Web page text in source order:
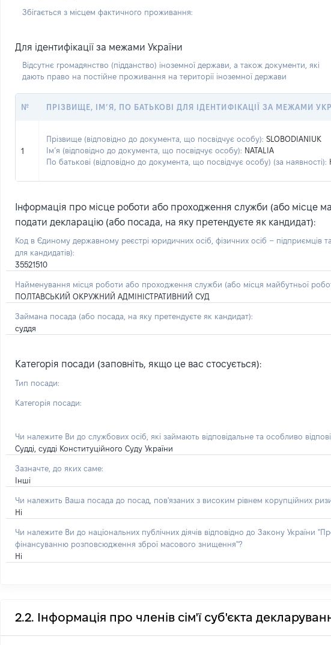
Збігається з місцем фактичного проживання:
Для ідентифікації за межами України
Відсутнє громадянство (підданство) іноземної держави, а також документи, які
дають право на постійне проживання на території іноземної держави
№ ПРІЗВИЩЕ, ІМ’Я, ПО БАТЬКОВІ ДЛЯ ІДЕНТИФІКАЦІЇ ЗА МЕЖАМИ
1
Прізвище (відповідно до документа, що посвідчує особу): SLOBODIANIUK
Ім’я (відповідно до документа, що посвідчує особу): NATALIA
По батькові (відповідно до документа, що посвідчує особу) (за наявності):
Інформація про місце роботи або проходження служби (або місце
подати декларацію (або посада, на яку претендуєте як кандидат):
Код в Єдиному державному реєстрі юридичних осіб, фізичних осіб –
для кандидатів):
35521510
Найменування місця роботи або проходження служби (або місця майбутньої
ПОЛТАВСЬКИЙ ОКРУЖНИЙ АДМІНІСТРАТИВНИЙ СУД
Займана посада (або посада, на яку претендуєте як кандидат):
суддя
Категорія посади (заповніть, якщо це вас стосується):
Тип посади:
Категорія посади:
Чи належите Ви до службових осіб, які займають відповідальне та особливо
Судді, судді Конституційного Суду України
Зазначте, до яких саме:
Інші
Чи належить Ваша посада до посад, пов'язаних з високим рівнем корупційних
Ні
Чи належите Ви до національних публічних діячів відповідно до Закону України
фінансуванню розповсюдження зброї масового знищення"?
Ні
2.2. Інформація про членів сім'ї суб'єкта